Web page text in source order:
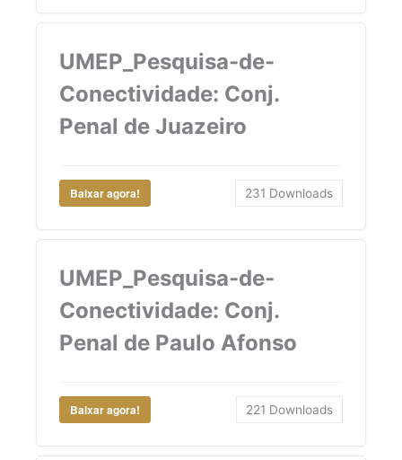
UMEP_Pesquisa-de-
Conectividade: Conj.
Penal de Juazeiro
Baixar agora! 231 Downloads
UMEP_Pesquisa-de-
Conectividade: Conj.
Penal de Paulo Afonso
Baixar agora! 221 Downloads